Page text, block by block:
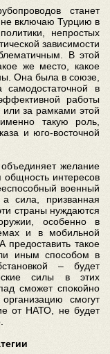
станет
не включаю Турцию в
непростых
зависимости
В этой
же место, какое
Она была в союзе,
в
работы
или за рамками этой
такую роль,
и юго-восточной
желание
общность интересов
военный
сила, призванная
страны нуждаются
особенно в
и в мобильной
предоставить такое
иным способом в
– будет
силы в этих
сможет спокойно
смогут
от НАТО, не будет